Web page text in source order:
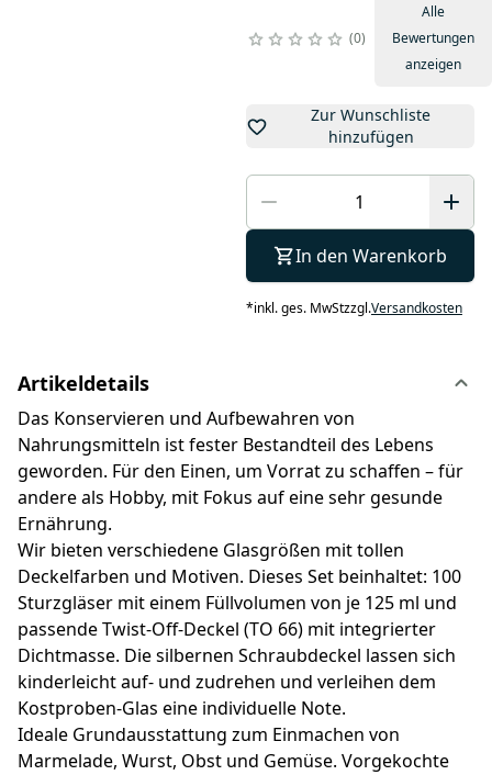
0
Alle
Bewertungen
anzeigen
Zur Wunschliste
hinzufügen
In den Warenkorb
*inkl. ges. MwStzzgl.Versandkosten
Artikeldetails
Das Konservieren und Aufbewahren von
Nahrungsmitteln ist fester Bestandteil des Lebens
geworden. Für den Einen, um Vorrat zu schaffen – für
andere als Hobby, mit Fokus auf eine sehr gesunde
Ernährung.
Wir bieten verschiedene Glasgrößen mit tollen
Deckelfarben und Motiven. Dieses Set beinhaltet: 100
Sturzgläser mit einem Füllvolumen von je 125 ml und
passende Twist-Off-Deckel (TO 66) mit integrierter
Dichtmasse. Die silbernen Schraubdeckel lassen sich
kinderleicht auf- und zudrehen und verleihen dem
Kostproben-Glas eine individuelle Note.
Ideale Grundausstattung zum Einmachen von
Marmelade, Wurst, Obst und Gemüse. Vorgekochte